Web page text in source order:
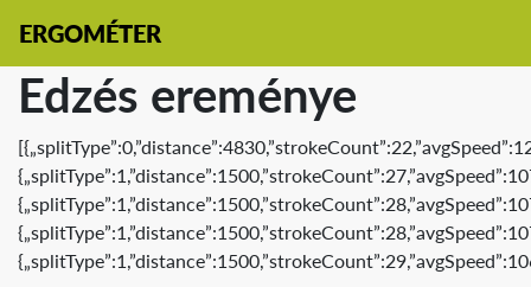
ERGOMÉTER
Edzés ereménye